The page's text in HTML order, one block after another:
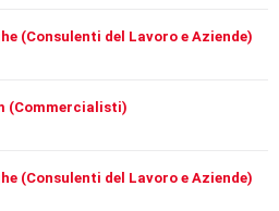
(Consulenti del Lavoro e Aziende)
(Commercialisti)
(Consulenti del Lavoro e Aziende)